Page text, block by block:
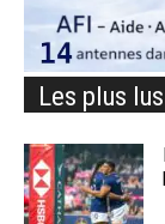
Les plus lus